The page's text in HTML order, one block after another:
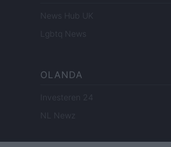
News Hub UK
Lgbtq News
OLANDA
Investeren 24
NL Newz